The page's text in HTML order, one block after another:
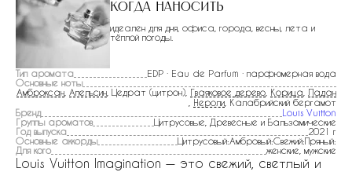
Когда наносить
идеален для дня, офиса, города, весны, лета и
тёплой погоды.
Тип аромата
EDP · Eau de Parfum · парфюмерная вода
Основные ноты
Амброксан Апельсин , Цедрат (цитрон), Гваяковое дерево Корица Ладан
Нероли , Калабрийский бергамот
Бренд
Louis Vuitton
Группы ароматов
Цитрусовые, Древесные и Бальзамические
Год выпуска
2021 г
Основные аккорды
Цитрусовый:Амбровый:Свежий:Пряный:
Для кого
женские, мужские
Louis Vuitton Imagination — это свежий, светлый и